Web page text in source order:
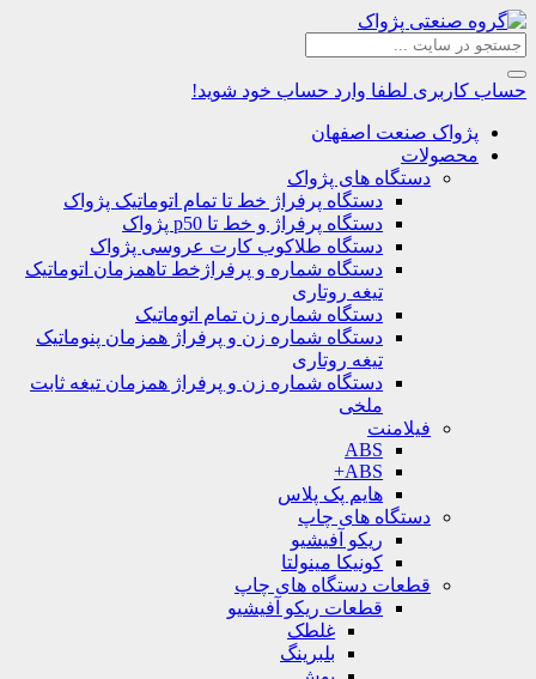
حساب کاربری لطفا وارد حساب خود شوید!
پژواک صنعت اصفهان
محصولات
دستگاه های پژواک
دستگاه پرفراژ خط تا تمام اتوماتیک پژواک
دستگاه پرفراژ و خط تا p50 پژواک
دستگاه طلاکوب کارت عروسی پژواک
دستگاه شماره و پرفراژخط تاهمزمان اتوماتیک
تیغه روتاری
دستگاه شماره زن تمام اتوماتیک
دستگاه شماره زن و پرفراژ همزمان پنوماتیک
تیغه روتاری
دستگاه شماره زن و پرفراژ همزمان تیغه ثابت
ملخی
فیلامنت
ABS
ABS+
هایم پک پلاس
دستگاه های چاپ
ریکو آفیشیو
کونیکا مینولتا
قطعات دستگاه های چاپ
قطعات ریکو آفیشیو
غلطک
بلبرینگ